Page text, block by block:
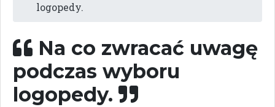
logopedy.
Na co zwracać uwagę
podczas wyboru
logopedy.